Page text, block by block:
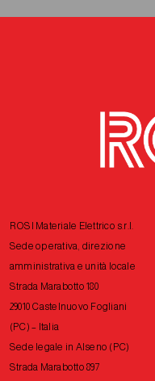
ROSI Materiale Elettrico s.r.l.
Sede operativa, direzione
amministrativa e unità locale
Strada Marabotto 180
29010 Castelnuovo Fogliani
(PC) – Italia
Sede legale in Alseno (PC)
Strada Marabotto 897